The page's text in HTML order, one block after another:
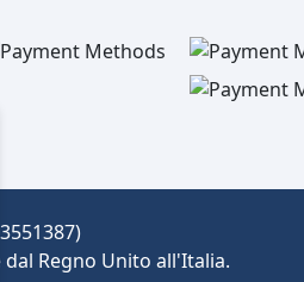
Regno Unito all'Italia.